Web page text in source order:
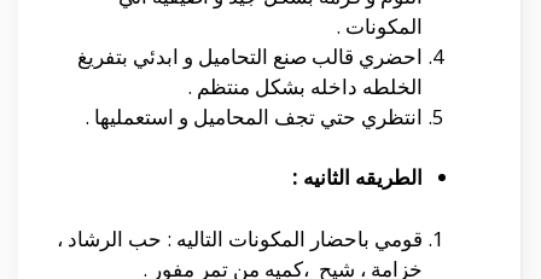
المكونات .
احضري قالب صنع التحاميل و ابدئي بتفريغ
الخلطه داخله بشكل منتظم .
انتظري حتي تجف المحاميل و استعمليها .
الطريقه الثانيه :
قومي باحضار المكونات التاليه : حب الرشاد ،
خزامة ، شيح ،كميه من تمر مفور .